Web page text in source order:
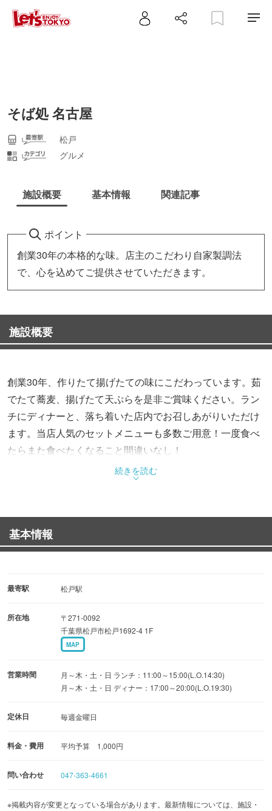
そば処 名古屋
松戸
グルメ
施設概要 基本情報 関連記事
ポイント
創業30年の本格的な味。店主のこだわり自家製調法
で、心を込めてご提供させていただきます。
施設概要
創業30年、作りたて揚げたての味にこだわっています。茹
でたて蕎麦、揚げたて天ぷらを是非ご賞味ください。ラン
チにディナーと、落ち着いた店内でお召しあがりいただけ
ます。当店人気のセットメニューも多数ご用意！一度食べ
たらまた食べたくなること間違いなし！
皆様のご来店を心よりお待ちしております♪
続きを読む
基本情報
最寄駅 松戸駅
所在地
〒271-0092
千葉県松戸市松戸1692-4 1F
MAP
営業時間
月～木・土・日 ランチ：11:00～15:00(L.O.14:30)
月～木・土・日 ディナー：17:00～20:00(L.O.19:30)
定休日 毎週金曜日
料金・費用 平均予算 1,000円
問い合わせ 047-363-4661
※掲載内容が変更となっている場合があります。最新情報については、施設・